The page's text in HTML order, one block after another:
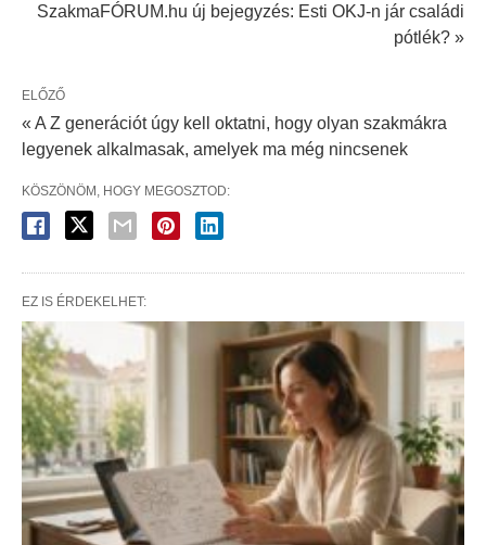
SzakmaFÓRUM.hu új bejegyzés: Esti OKJ-n jár családi
pótlék? »
ELŐZŐ
« A Z generációt úgy kell oktatni, hogy olyan szakmákra
legyenek alkalmasak, amelyek ma még nincsenek
KÖSZÖNÖM, HOGY MEGOSZTOD:
EZ IS ÉRDEKELHET: